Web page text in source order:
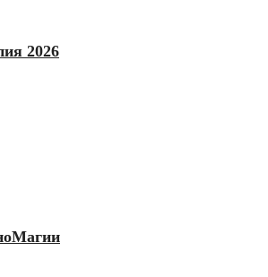
2026